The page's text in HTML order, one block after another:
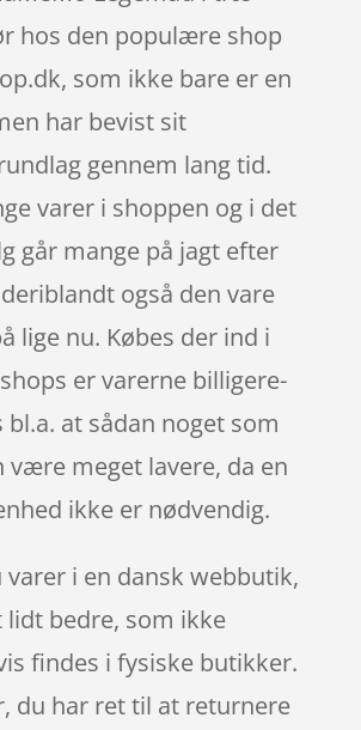
hos den populære shop
som ikke bare er en
har bevist sit
gennem lang tid.
varer i shoppen og i det
går mange på jagt efter
også den vare
lige nu. Købes der ind i
er varerne billigere-
bl.a. at sådan noget som
være meget lavere, da en
ikke er nødvendig.
varer i en dansk webbutik,
lidt bedre, som ikke
findes i fysiske butikker.
du har ret til at returnere